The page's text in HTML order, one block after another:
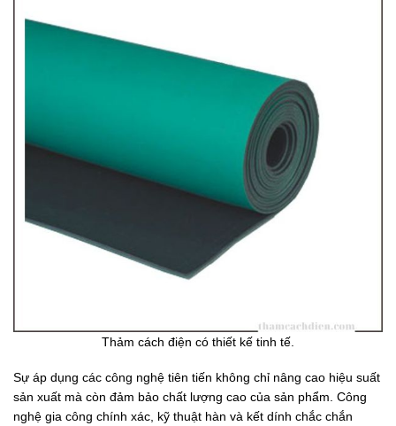
Thảm cách điện có thiết kế tinh tế.
Sự áp dụng các công nghệ tiên tiến không chỉ nâng cao hiệu suất
sản xuất mà còn đảm bảo chất lượng cao của sản phẩm. Công
nghệ gia công chính xác, kỹ thuật hàn và kết dính chắc chắn